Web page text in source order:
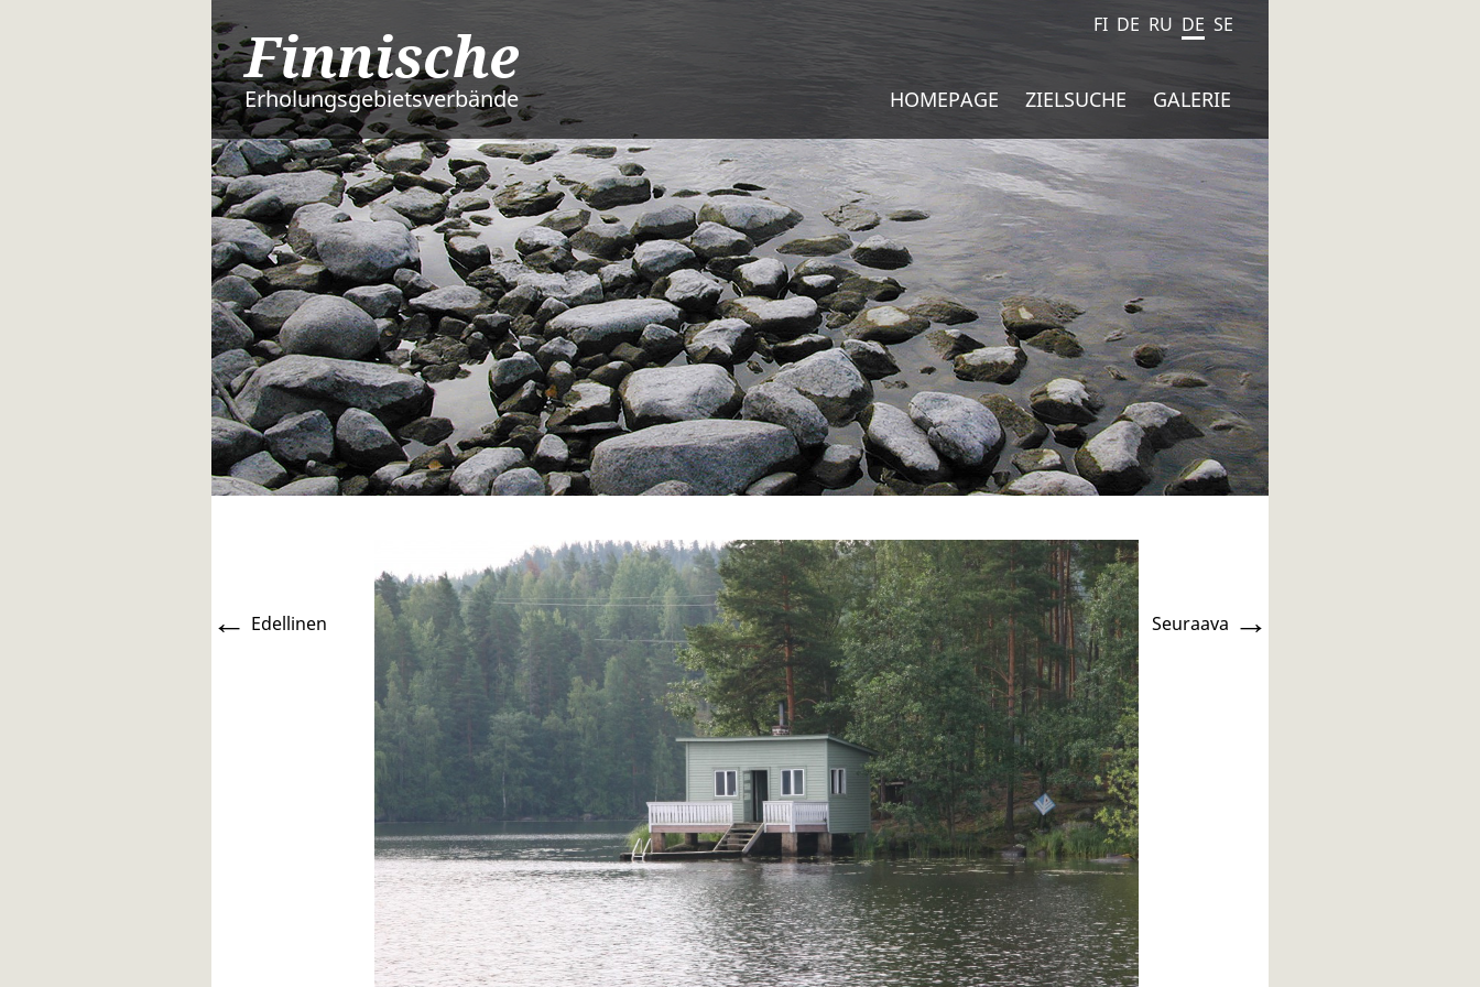
FI DE RU DE SE
Finnische
Erholungsgebietsverbände HOMEPAGE ZIELSUCHE GALERIE
← Edellinen Seuraava →